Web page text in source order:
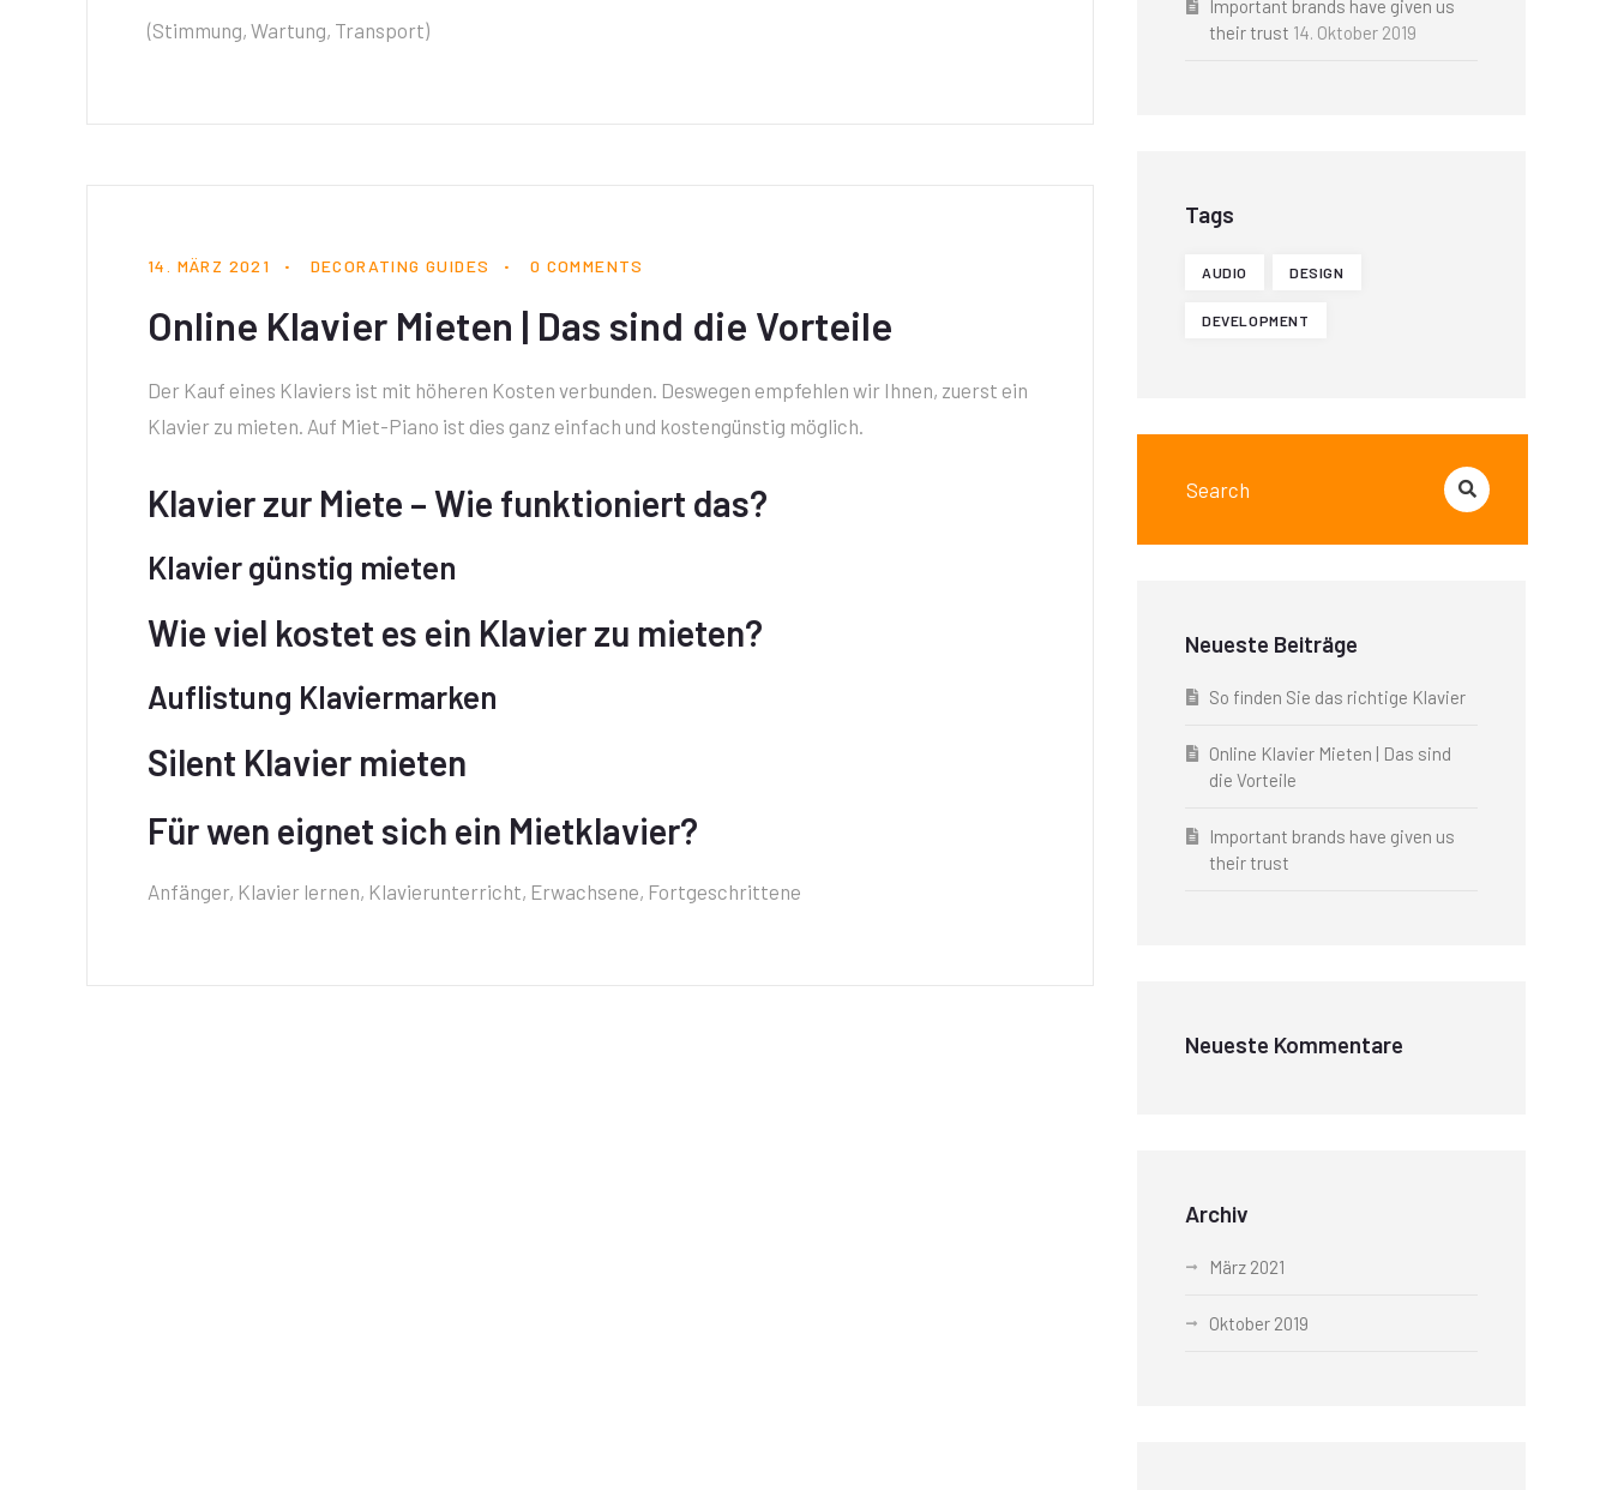
(Stimmung, Wartung, Transport)
14. MÄRZ 2021 DECORATING GUIDES 0 COMMENTS
Online Klavier Mieten | Das sind die Vorteile
Der Kauf eines Klaviers ist mit höheren Kosten verbunden. Deswegen empfehlen wir Ihnen, zuerst ein
Klavier zu mieten. Auf Miet-Piano ist dies ganz einfach und kostengünstig möglich.
Klavier zur Miete – Wie funktioniert das?
Klavier günstig mieten
Wie viel kostet es ein Klavier zu mieten?
Auflistung Klaviermarken
Silent Klavier mieten
Für wen eignet sich ein Mietklavier?
Anfänger, Klavier lernen, Klavierunterricht, Erwachsene, Fortgeschrittene
Important brands have given us
their trust 14. Oktober 2019
Tags
AUDIO DESIGN
DEVELOPMENT
Neueste Beiträge
So finden Sie das richtige Klavier
Online Klavier Mieten | Das sind
die Vorteile
Important brands have given us
their trust
Neueste Kommentare
Archiv
März 2021
Oktober 2019